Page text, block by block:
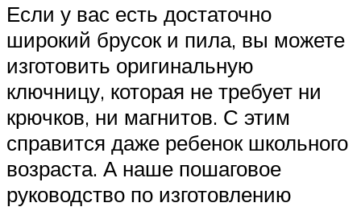
Если у вас есть достаточно
широкий брусок и пила, вы можете
изготовить оригинальную
ключницу, которая не требует ни
крючков, ни магнитов. С этим
справится даже ребенок школьного
возраста. А наше пошаговое
руководство по изготовлению